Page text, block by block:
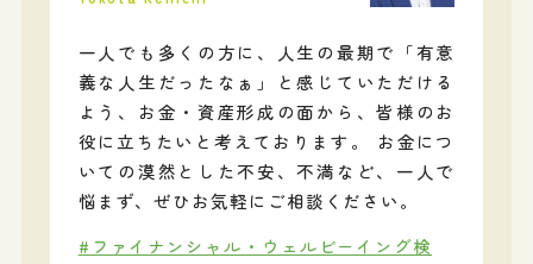
一人でも多くの方に、人生の最期で「有意
義な人生だったなぁ」と感じていただける
よう、お金・資産形成の面から、皆様のお
役に立ちたいと考えております。 お金につ
いての漠然とした不安、不満など、一人で
悩まず、ぜひお気軽にご相談ください。
#ファイナンシャル・ウェルビーイング検